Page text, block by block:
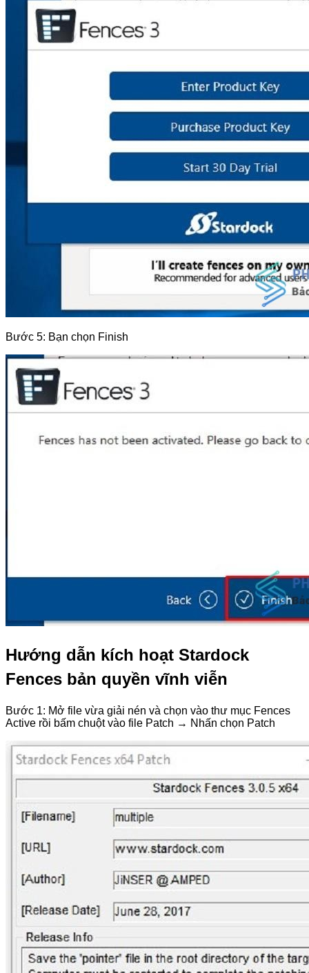
Bước 5: Bạn chọn Finish
Hướng dẫn kích hoạt Stardock
Fences bản quyền vĩnh viễn
Bước 1: Mở file vừa giải nén và chọn vào thư mục Fences
Active rồi bấm chuột vào file Patch → Nhấn chọn Patch